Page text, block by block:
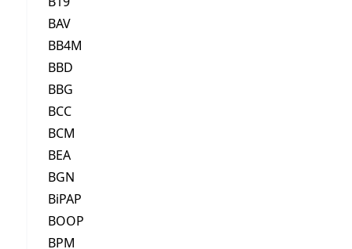
BAV
BB4M
BBD
BBG
BCC
BCM
BEA
BGN
BiPAP
BOOP
BPM